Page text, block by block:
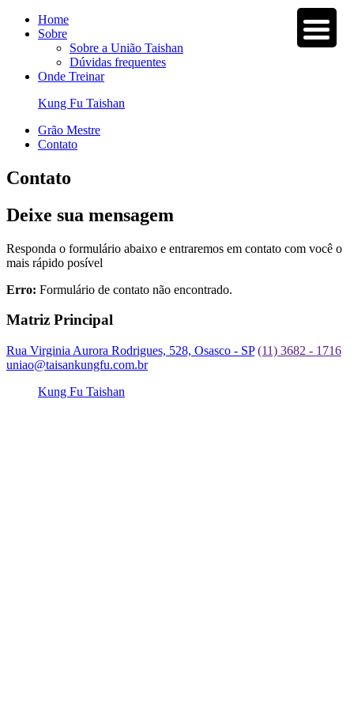
Home
Sobre
Sobre a União Taishan
Dúvidas frequentes
Onde Treinar
Kung Fu Taishan
Grão Mestre
Contato
Contato
Deixe sua mensagem
Responda o formulário abaixo e entraremos em contato com você o
mais rápido posível
Erro: Formulário de contato não encontrado.
Matriz Principal
Rua Virginia Aurora Rodrigues, 528, Osasco - SP (11) 3682 - 1716
uniao@taisankungfu.com.br
Kung Fu Taishan